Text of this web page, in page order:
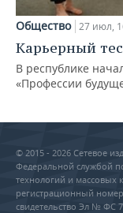
Общество 27 июл,
Карьерный
В республике
«Профессии
© 2015 - 2026 Сетевое
Федеральной службой
технологий и массовых
регистрационный
свидетельство Эл № ФС